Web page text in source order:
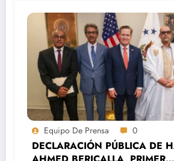
Equipo De Prensa 0
DECLARACIÓN PÚBLICA DE